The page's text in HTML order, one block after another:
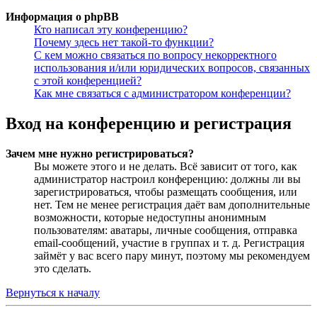
Информация о phpBB
Кто написал эту конференцию?
Почему здесь нет такой-то функции?
С кем можно связаться по вопросу некорректного
использования и/или юридических вопросов, связанных
с этой конференцией?
Как мне связаться с администратором конференции?
Вход на конференцию и регистрация
Зачем мне нужно регистрироваться?
Вы можете этого и не делать. Всё зависит от того, как
администратор настроил конференцию: должны ли вы
зарегистрироваться, чтобы размещать сообщения, или
нет. Тем не менее регистрация даёт вам дополнительные
возможности, которые недоступны анонимным
пользователям: аватары, личные сообщения, отправка
email-сообщений, участие в группах и т. д. Регистрация
займёт у вас всего пару минут, поэтому мы рекомендуем
это сделать.
Вернуться к началу